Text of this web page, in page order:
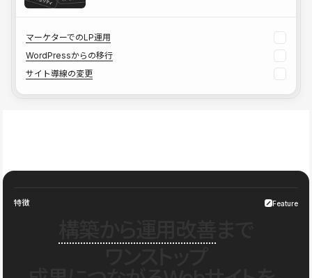
マーケターでのLP運用
WordPressからの移行
サイト導線の変更
特徴 Feature